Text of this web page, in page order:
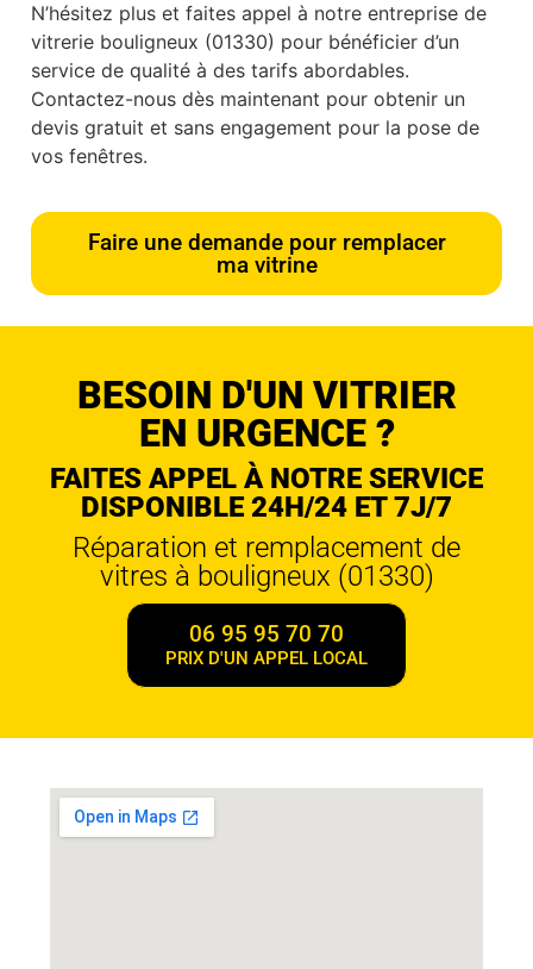
N’hésitez plus et faites appel à notre entreprise de
vitrerie bouligneux (01330) pour bénéficier d’un
service de qualité à des tarifs abordables.
Contactez-nous dès maintenant pour obtenir un
devis gratuit et sans engagement pour la pose de
vos fenêtres.
Faire une demande pour remplacer
ma vitrine
BESOIN D'UN VITRIER
EN URGENCE ?
FAITES APPEL À NOTRE SERVICE
DISPONIBLE 24H/24 ET 7J/7
Réparation et remplacement de
vitres à bouligneux (01330)
06 95 95 70 70
PRIX D'UN APPEL LOCAL